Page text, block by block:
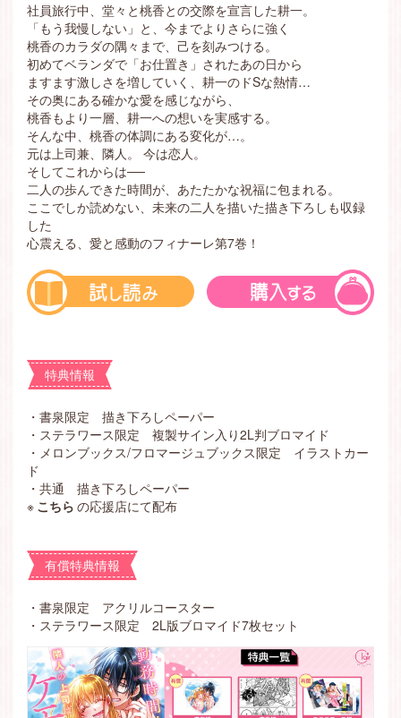
社員旅行中、堂々と桃香との交際を宣言した耕一。
「もう我慢しない」と、今までよりさらに強く
桃香のカラダの隅々まで、己を刻みつける。
初めてベランダで「お仕置き」されたあの日から
ますます激しさを増していく、耕一のドSな熱情…
その奥にある確かな愛を感じながら、
桃香もより一層、耕一への想いを実感する。
そんな中、桃香の体調にある変化が…。
元は上司兼、隣人。 今は恋人。
そしてこれからは──
二人の歩んできた時間が、あたたかな祝福に包まれる。
ここでしか読めない、未来の二人を描いた描き下ろしも収録
した
心震える、愛と感動のフィナーレ第7巻！
特典情報
・書泉限定 描き下ろしペーパー
・ステラワース限定 複製サイン入り2L判ブロマイド
・メロンブックス/フロマージュブックス限定 イラストカー
ド
・共通 描き下ろしペーパー
※ こちら の応援店にて配布
有償特典情報
・ 書泉限定 アクリルコースター
・ ステラワース限定 2L版ブロマイド7枚セット